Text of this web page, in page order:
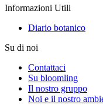
Informazioni Utili
Diario botanico
Su di noi
Contattaci
Su bloomling
Il nostro gruppo
Noi e il nostro